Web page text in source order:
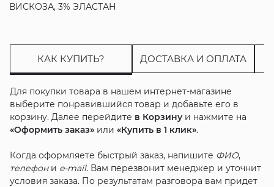
ВИСКОЗА, 3% ЭЛАСТАН
КАК КУПИТЬ? ДОСТАВКА И ОПЛАТА
Для покупки товара в нашем интернет-магазине
выберите понравившийся товар и добавьте его в
корзину. Далее перейдите в Корзинуи нажмите на
«Оформить заказ»или «Купить в 1 клик».
Когда оформляете быстрый заказ, напишите ФИО,
телефони e-mail. Вам перезвонит менеджер и уточнит
условия заказа. По результатам разговора вам придет